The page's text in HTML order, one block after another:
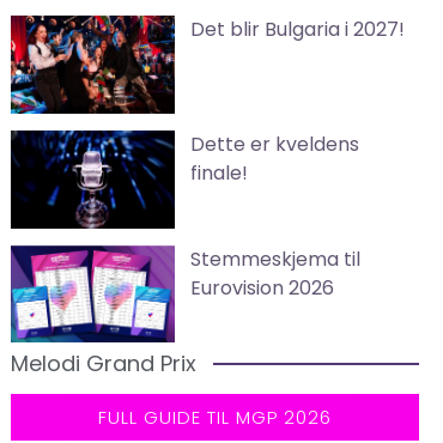
Det blir Bulgaria i 2027!
Dette er kveldens
finale!
Stemmeskjema til
Eurovision 2026
Melodi Grand Prix
FULL GUIDE TIL MGP 2026